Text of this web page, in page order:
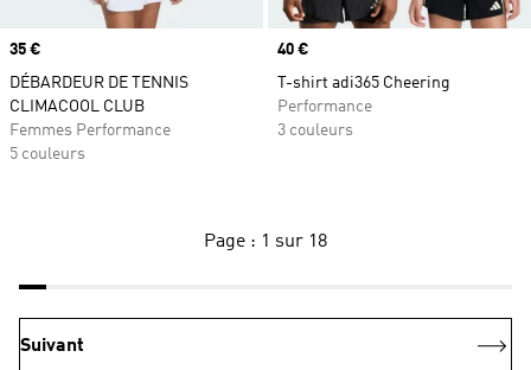
Prix
35 €
DÉBARDEUR DE TENNIS
CLIMACOOL CLUB
Femmes Performance
5 couleurs
Prix
40 €
T-shirt adi365 Cheering
Performance
3 couleurs
Page : 1 sur 18
Suivant